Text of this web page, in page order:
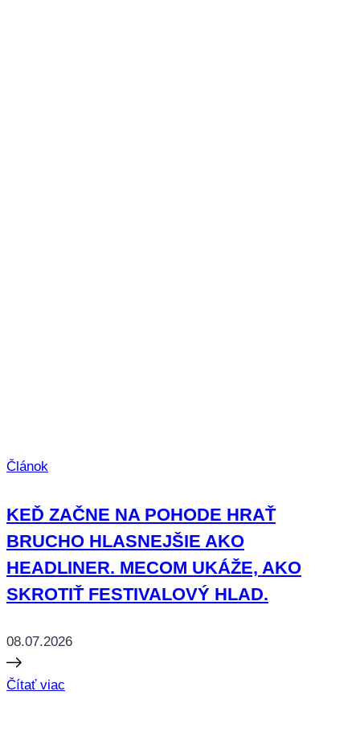
Článok
KEĎ ZAČNE NA POHODE HRAŤ
BRUCHO HLASNEJŠIE AKO
HEADLINER. MECOM UKÁŽE, AKO
SKROTIŤ FESTIVALOVÝ HLAD.
08.07.2026
Čítať viac